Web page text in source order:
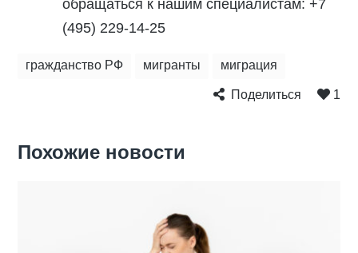
обращаться к нашим специалистам: +7
(495) 229-14-25
гражданство РФ мигранты миграция
Поделиться 1
Похожие новости